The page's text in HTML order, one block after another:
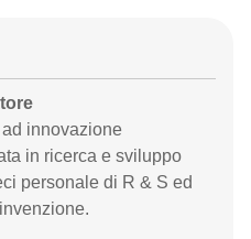
innovazione
in ricerca e sviluppo
personale di R & S ed